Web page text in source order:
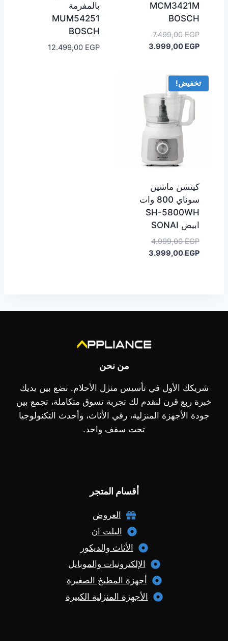
MCM3421M
BOSCH
7.499,00EGP
السعر
الأصلي3.999,00 EGP
السعر
بالمفرمة
MUM54251
BOSCH
12.499,00 EGP
تخفيض!
كيتشن ماشين
سوناي 800 وات
SH-5800WH
ابيض SONAI
4.999,00EGP
السعر
الأصلي3.999,00 EGP
السعر
من نحن
شريكك الأول في تأسيس منزل الأحلام. نضع بين يديك
خبرة ربع قرن لنقدم لك تجربة تسوق متكاملة، تجمع بين
جودة الأجهزة المنزلية، رقي الأثاث، وأحدث التكنولوجيا
تحت سقف واحد.
أقسام المتجر
العروض
البلت ان
الأثاث والديكور
الإلكترونيات والموبايل
أجهزة المطبخ الصغيرة
الأجهزة المنزلية الكبيرة